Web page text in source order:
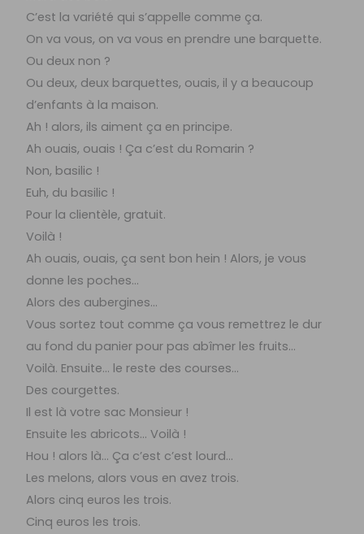
C’est la variété qui s’appelle comme ça.
On va vous, on va vous en prendre une barquette.
Ou deux non ?
Ou deux, deux barquettes, ouais, il y a beaucoup
d’enfants à la maison.
Ah ! alors, ils aiment ça en principe.
Ah ouais, ouais ! Ça c’est du Romarin ?
Non, basilic !
Euh, du basilic !
Pour la clientèle, gratuit.
Voilà !
Ah ouais, ouais, ça sent bon hein ! Alors, je vous
donne les poches…
Alors des aubergines…
Vous sortez tout comme ça vous remettrez le dur
au fond du panier pour pas abîmer les fruits…
Voilà. Ensuite… le reste des courses…
Des courgettes.
Il est là votre sac Monsieur !
Ensuite les abricots… Voilà !
Hou ! alors là… Ça c’est c’est lourd…
Les melons, alors vous en avez trois.
Alors cinq euros les trois.
Cinq euros les trois.